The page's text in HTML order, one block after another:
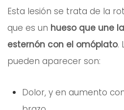
Esta lesión se trata de la
que es un hueso que une
esternón con el omóplato.
pueden aparecer son:
Dolor, y en aumento